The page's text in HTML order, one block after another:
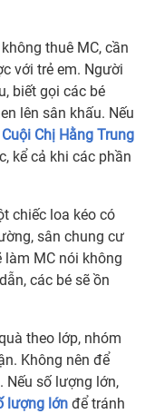
thuê MC, cần
với trẻ em. Người
biết gọi các bé
lên sân khấu. Nếu
Cuội Chị Hằng Trung
kể cả khi các phần
chiếc loa kéo có
sân chung cư
MC nói không
các bé sẽ ồn
theo lớp, nhóm
Không nên để
Nếu số lượng lớn,
lượng lớn để tránh